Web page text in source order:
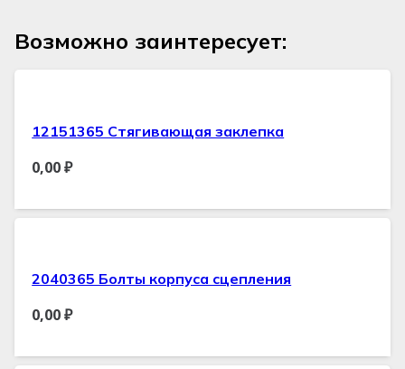
Возможно заинтересует:
12151365 Стягивающая заклепка
0,00₽
2040365 Болты корпуса сцепления
0,00₽